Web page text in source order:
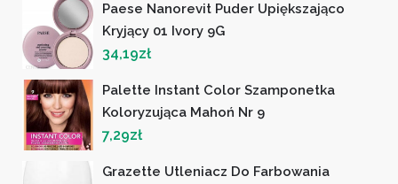
Paese Nanorevit Puder Upiększająco
Kryjący 01 Ivory 9G
34,19zł
Palette Instant Color Szamponetka
Koloryzująca Mahoń Nr 9
7,29zł
Grazette Utleniacz Do Farbowania